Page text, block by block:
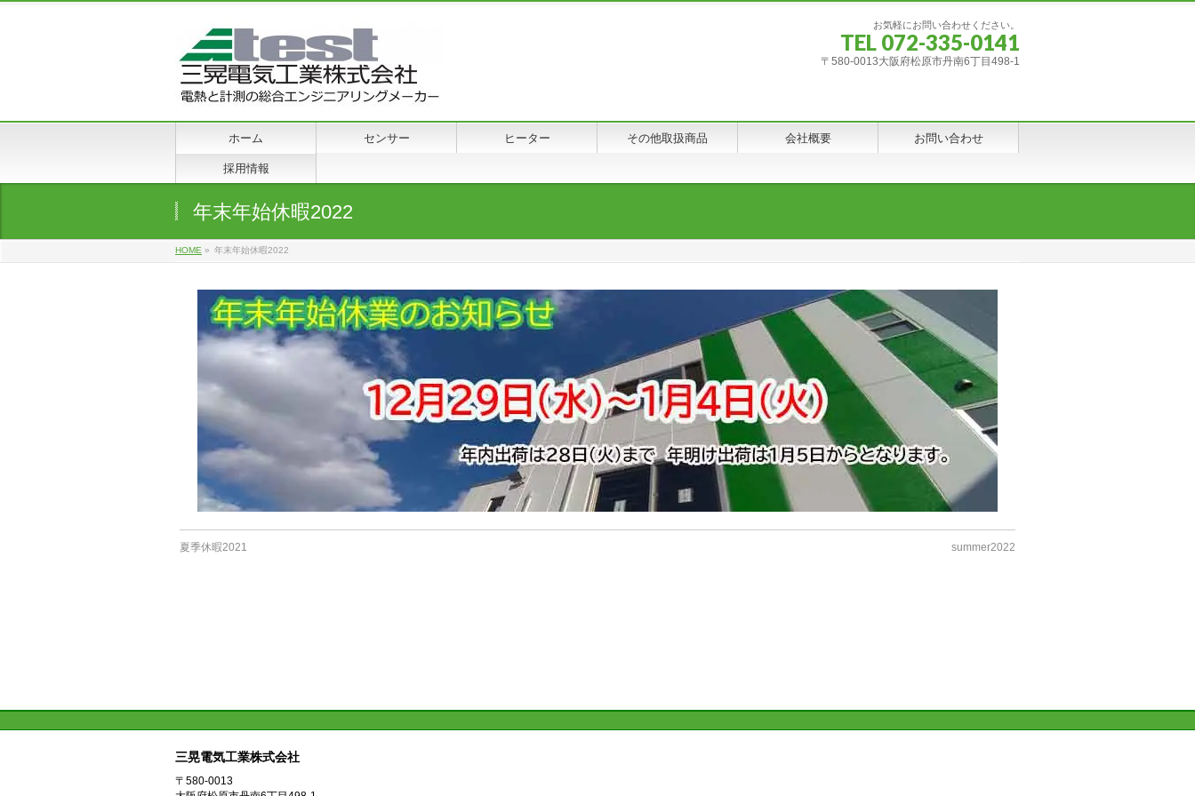
お気軽にお問い合わせください。
TEL 072-335-0141
〒580-0013大阪府松原市丹南6丁目498-1
ホーム センサー ヒーター その他取扱商品 会社概要 お問い合わせ
採用情報
年末年始休暇2022
HOME » 年末年始休暇2022
夏季休暇2021 summer2022
三晃電気工業株式会社
〒580-0013